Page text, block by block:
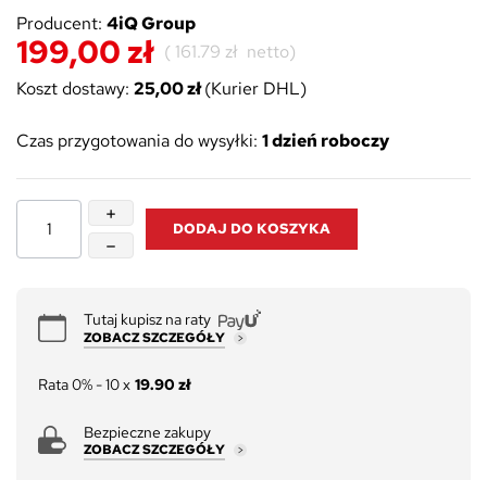
Producent: 4iQ Group
199,00 zł ( 161.79 zł netto)
Koszt dostawy: 25,00 zł(Kurier DHL)
Czas przygotowania do wysyłki: 1 dzień roboczy
DODAJ DO KOSZYKA
Tutaj kupisz na raty
ZOBACZ SZCZEGÓŁY
Rata 0% - 10 x 19.90 zł
Bezpieczne zakupy
ZOBACZ SZCZEGÓŁY